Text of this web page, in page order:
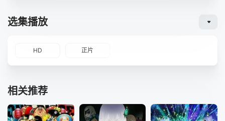
选集播放
HD 正片
相关推荐